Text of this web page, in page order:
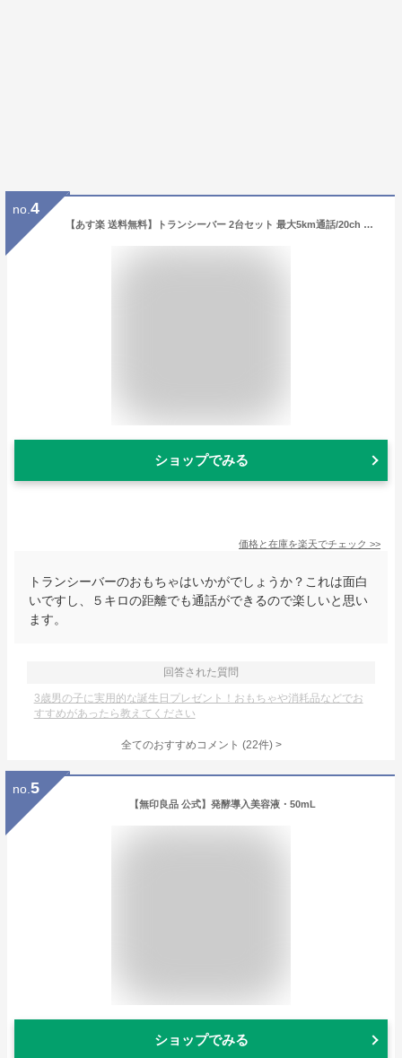
no. 4
【あす楽 送料無料】トランシーバー 2台セット 最大5km通話/20ch アウトドア お年玉 ハンディトランシーバー プレゼント 玩具 おもちゃ 小学生 男の子 女の子 3歳 4歳 5歳 クリスマス クリスマスプレゼント
ショップでみる
価格と在庫を楽天でチェック >>
トランシーバーのおもちゃはいかがでしょうか？これは面白
いですし、５キロの距離でも通話ができるので楽しいと思い
ます。
回答された質問
3歳男の子に実用的な誕生日プレゼント！おもちゃや消耗品などでお
すすめがあったら教えてください
全てのおすすめコメント (22件) >
no. 5
【無印良品 公式】発酵導入美容液・50mL
ショップでみる